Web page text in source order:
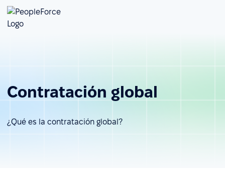
Contratación global
¿Qué es la contratación global?